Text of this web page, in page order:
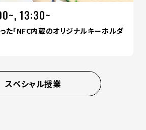
13:30~
た「NFC内蔵のオリジナルキーホルダ
スペシャル授業